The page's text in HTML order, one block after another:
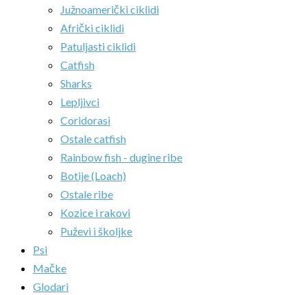
Južnoamerički ciklidi
Afrički ciklidi
Patuljasti ciklidi
Catfish
Sharks
Lepljivci
Coridorasi
Ostale catfish
Rainbow fish - dugine ribe
Botije (Loach)
Ostale ribe
Kozice i rakovi
Puževi i školjke
Psi
Mačke
Glodari